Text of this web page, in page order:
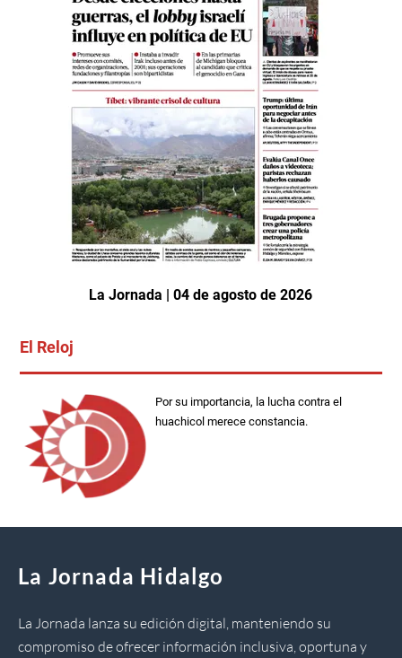
La Jornada | 04 de agosto de 2026
El Reloj
Por su importancia, la lucha contra el
huachicol merece constancia.
La Jornada Hidalgo
La Jornada lanza su edición digital, manteniendo su
compromiso de ofrecer información inclusiva, oportuna y